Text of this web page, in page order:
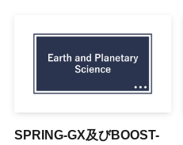
SPRING-GX及びBOOST-